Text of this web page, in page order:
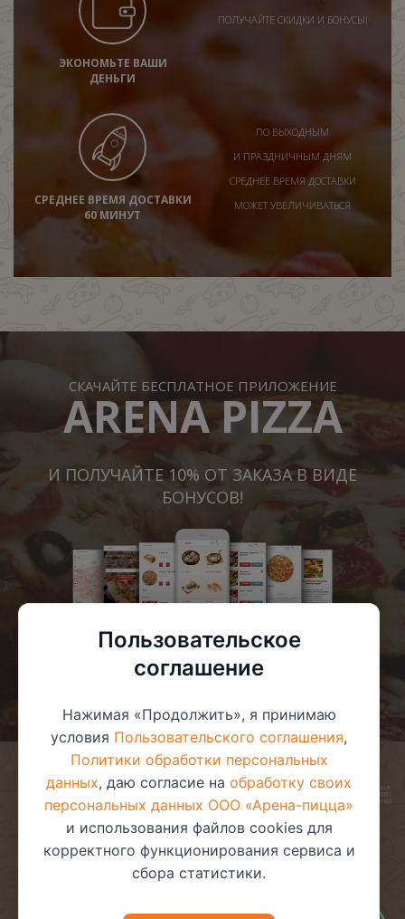
ЭКОНОМЬТЕ ВАШИ
ДЕНЬГИ
ПОЛУЧАЙТЕ СКИДКИ И БОНУСЫ!
СРЕДНЕЕ ВРЕМЯ ДОСТАВКИ
60 МИНУТ
ПО ВЫХОДНЫМ
И ПРАЗДНИЧНЫМ ДНЯМ
СРЕДНЕЕ ВРЕМЯ ДОСТАВКИ
МОЖЕТ УВЕЛИЧИВАТЬСЯ
СКАЧАЙТЕ БЕСПЛАТНОЕ ПРИЛОЖЕНИЕ
ARENA PIZZA
И ПОЛУЧАЙТЕ 10% ОТ ЗАКАЗА В ВИДЕ
БОНУСОВ!
© 2025 ООО «Арена-пицца»
УНП 391272611
Магазин зарегистрирован в торговом реестре 08.05.2017 №381622
Пользовательское
соглашение
Нажимая «Продолжить», я принимаю
условия Пользовательского соглашения,
Политики обработки персональных
данных, даю согласие на обработку своих
персональных данных ООО «Арена-пицца»
и использования файлов cookies для
корректного функционирования сервиса и
сбора статистики.